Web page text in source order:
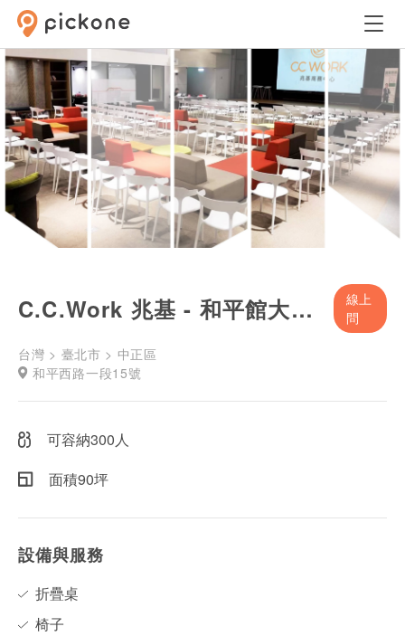
C.C.Work 兆基 - 和平館大講堂活動場地
線上
問
台灣 > 臺北市 > 中正區
和平西路一段15號
可容納300人
面積90坪
設備與服務
折疊桌
椅子